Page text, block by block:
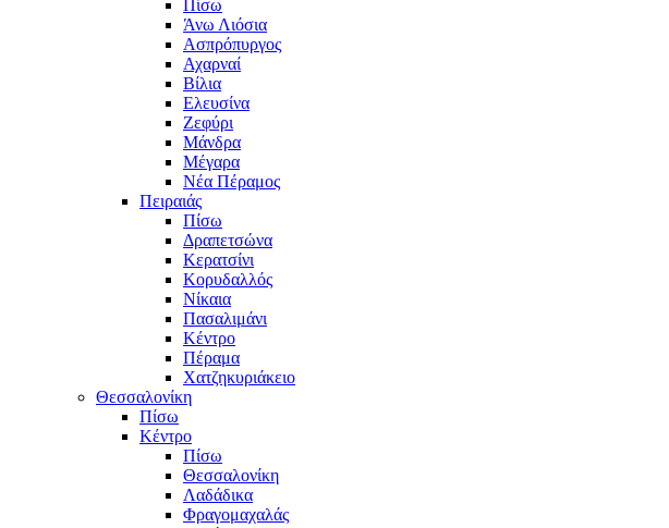
Πίσω
Άνω Λιόσια
Ασπρόπυργος
Αχαρναί
Βίλια
Ελευσίνα
Ζεφύρι
Μάνδρα
Μέγαρα
Νέα Πέραμος
Πειραιάς
Πίσω
Δραπετσώνα
Κερατσίνι
Κορυδαλλός
Νίκαια
Πασαλιμάνι
Κέντρο
Πέραμα
Χατζηκυριάκειο
Θεσσαλονίκη
Πίσω
Κέντρο
Πίσω
Θεσσαλονίκη
Λαδάδικα
Φραγομαχαλάς